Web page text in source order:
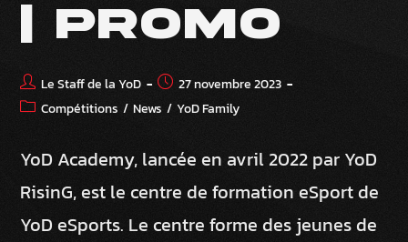
| PROMO
Le Staff de la YoD
27 novembre 2023
Compétitions / News / YoD Family
YoD Academy, lancée en avril 2022 par YoD
RisinG, est le centre de formation eSport de
YoD eSports. Le centre forme des jeunes de